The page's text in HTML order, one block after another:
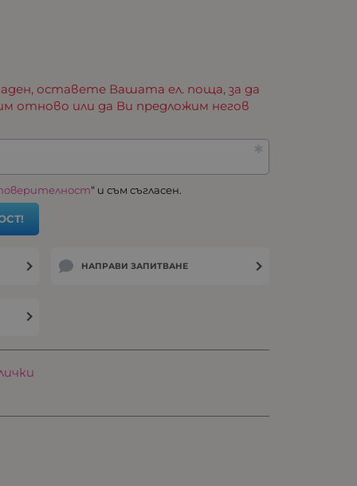
оставете Вашата ел. поща, за да
отново или да Ви предложим негов
“ и съм съгласен.
НАПРАВИ ЗАПИТВАНЕ